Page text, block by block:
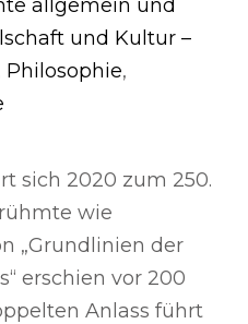
allgemein und
und Kultur –
Philosophie,
sich 2020 zum 250.
wie
„Grundlinien der
erschien vor 200
Anlass führt